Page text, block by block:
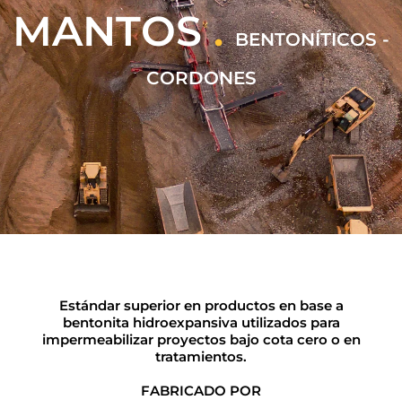
MANTOS.BENTONÍTICOS -
CORDONES
Estándar superior en productos en base a
bentonita hidroexpansiva utilizados para
impermeabilizar proyectos bajo cota cero o en
tratamientos.
FABRICADO POR